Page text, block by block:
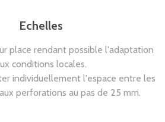
Echelles
place rendant possible l'adaptation
conditions locales.
individuellement l'espace entre les
perforations au pas de 25 mm.